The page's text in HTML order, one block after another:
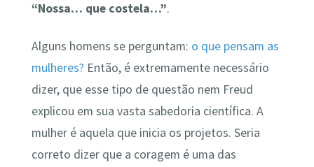
“Nossa… que costela…”.
Alguns homens se perguntam: o que pensam as
mulheres? Então, é extremamente necessário
dizer, que esse tipo de questão nem Freud
explicou em sua vasta sabedoria científica. A
mulher é aquela que inicia os projetos. Seria
correto dizer que a coragem é uma das